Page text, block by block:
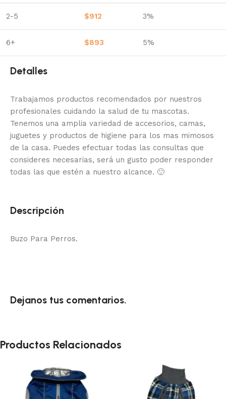
2-5 $912 3%
6+ $893 5%
Detalles
Trabajamos productos recomendados por nuestros
profesionales cuidando la salud de tu mascotas.
Tenemos una amplia variedad de accesorios, camas,
juguetes y productos de higiene para los mas mimosos
de la casa. Puedes efectuar todas las consultas que
consideres necesarias, será un gusto poder responder
todas las que estén a nuestro alcance. 🙂
Descripción
Buzo Para Perros.
Dejanos tus comentarios.
Productos Relacionados